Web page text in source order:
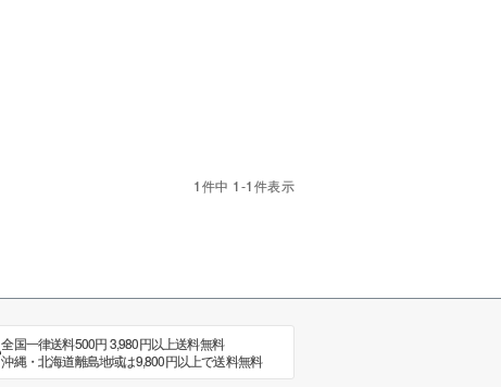
1件中 1-1件表示
全国一律送料500円 3,980円以上送料無料
沖縄・北海道離島地域は9,800円以上で送料無料